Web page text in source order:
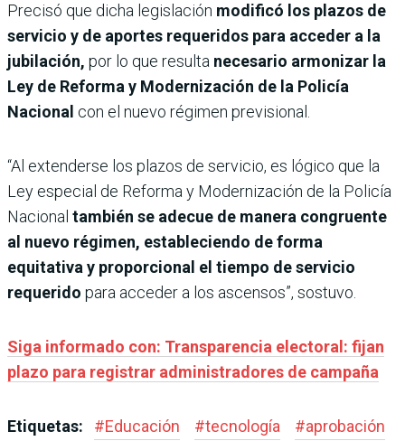
Precisó que dicha legislación modificó los plazos de
servicio y de aportes requeridos para acceder a la
jubilación, por lo que resulta necesario armonizar la
Ley de Reforma y Modernización de la Policía
Nacional con el nuevo régimen previsional.
“Al extenderse los plazos de servicio, es lógico que la
Ley especial de Reforma y Modernización de la Policía
Nacional también se adecue de manera congruente
al nuevo régimen, estableciendo de forma
equitativa y proporcional el tiempo de servicio
requerido para acceder a los ascensos”, sostuvo.
Siga informado con: Transparencia electoral: fijan
plazo para registrar administradores de campaña
Etiquetas: #Educación #tecnología #aprobación